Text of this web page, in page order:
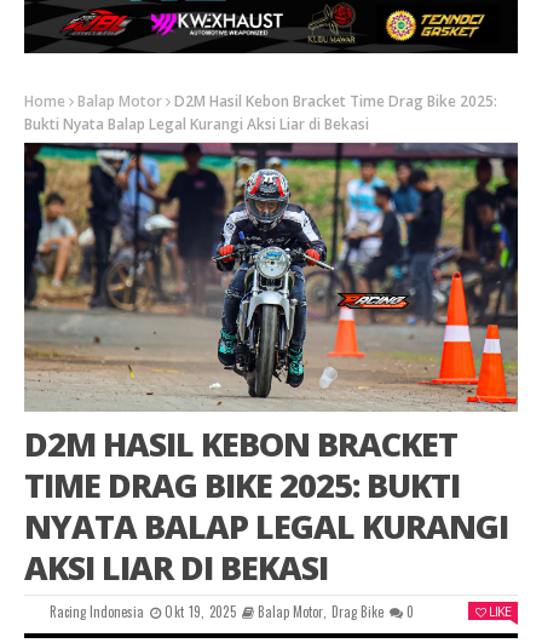
Home Balap Motor D2M Hasil Kebon Bracket Time Drag Bike 2025:
Bukti Nyata Balap Legal Kurangi Aksi Liar di Bekasi
D2M HASIL KEBON BRACKET
TIME DRAG BIKE 2025: BUKTI
NYATA BALAP LEGAL KURANGI
AKSI LIAR DI BEKASI
Racing Indonesia Okt 19, 2025 Balap Motor, Drag Bike 0 LIKE